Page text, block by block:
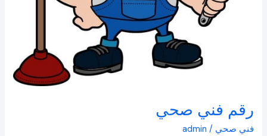
رقم فني صحي
فني صحي /
admin